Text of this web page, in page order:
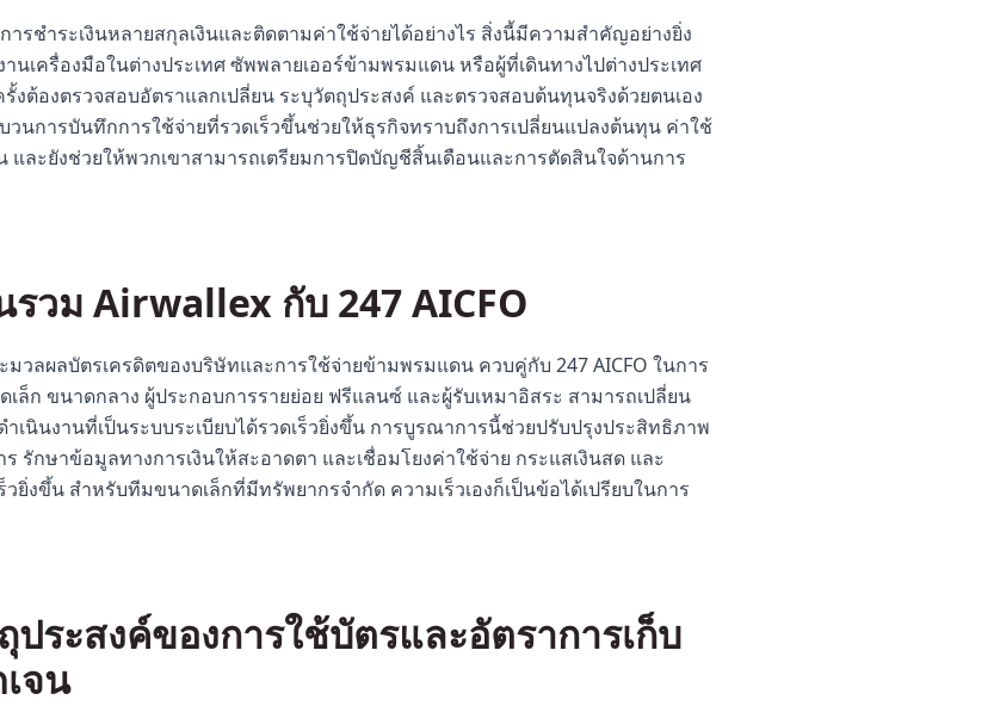
รชำระเงินหลายสกุลเงินและติดตามค่าใช้จ่ายได้อย่างไร สิ่งนี้มีความสำคัญอย่างยิ่ง
เครื่องมือในต่างประเทศ ซัพพลายเออร์ข้ามพรมแดน หรือผู้ที่เดินทางไปต่างประเทศ
งต้องตรวจสอบอัตราแลกเปลี่ยน ระบุวัตถุประสงค์ และตรวจสอบต้นทุนจริงด้วยตนเอง
วนการบันทึกการใช้จ่ายที่รวดเร็วขึ้นช่วยให้ธุรกิจทราบถึงการเปลี่ยนแปลงต้นทุน ค่าใช้
และยังช่วยให้พวกเขาสามารถเตรียมการปิดบัญชีสิ้นเดือนและการตัดสินใจด้านการ
วม Airwallex กับ 247 AICFO
มวลผลบัตรเครดิตของบริษัทและการใช้จ่ายข้ามพรมแดน ควบคู่กับ 247 AICFO ในการ
เล็ก ขนาดกลาง ผู้ประกอบการรายย่อย ฟรีแลนซ์ และผู้รับเหมาอิสระ สามารถเปลี่ยน
เนินงานที่เป็นระบบระเบียบได้รวดเร็วยิ่งขึ้น การบูรณาการนี้ช่วยปรับปรุงประสิทธิภาพ
กษาข้อมูลทางการเงินให้สะอาดตา และเชื่อมโยงค่าใช้จ่าย กระแสเงินสด และ
ยิ่งขึ้น สำหรับทีมขนาดเล็กที่มีทรัพยากรจำกัด ความเร็วเองก็เป็นข้อได้เปรียบในการ
ระสงค์ของการใช้บัตรและอัตราการเก็บ
จน